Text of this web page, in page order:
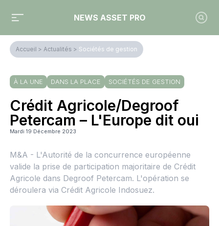
NEWS ASSET PRO
Accueil > Actualités > Sociétés de gestion
À LA UNE DANS LA PLACE SOCIÉTÉS DE GESTION
Crédit Agricole/Degroof
Petercam – L'Europe dit oui
Mardi 19 Décembre 2023
M&A - L'Autorité de la concurrence européenne
valide la prise de participation majoritaire de Crédit
Agricole dans Degroof Petercam. L'opération se
déroulera via Crédit Agricole Indosuez.